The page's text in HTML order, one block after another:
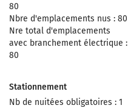
80
Nbre d'emplacements nus : 80
Nre total d'emplacements
avec branchement électrique :
80
Stationnement
Nb de nuitées obligatoires : 1